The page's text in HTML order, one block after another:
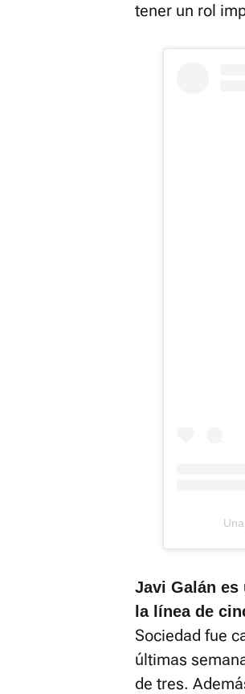
tener un rol
Javi Galán es
la línea de
Sociedad fue
últimas
de tres.